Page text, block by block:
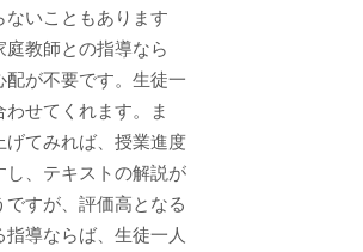
いこともあります
教師との指導なら
が不要です。生徒一
せてくれます。ま
てみれば、授業進度
、テキストの解説が
すが、評価高となる
導ならば、生徒一人